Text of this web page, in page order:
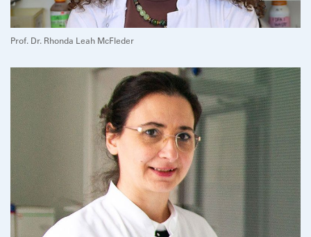
Prof. Dr. Rhonda Leah McFleder